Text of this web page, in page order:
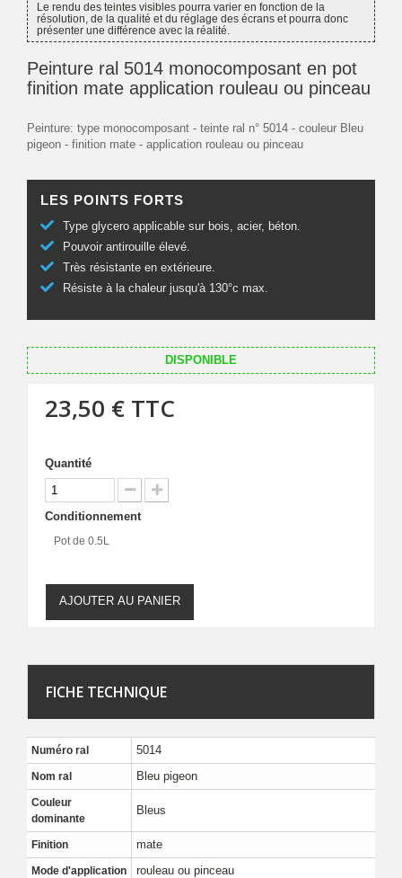
Le rendu des teintes visibles pourra varier en fonction de la
résolution, de la qualité et du réglage des écrans et pourra donc
présenter une différence avec la réalité.
Peinture ral 5014 monocomposant en pot
finition mate application rouleau ou pinceau
Peinture: type monocomposant - teinte ral n° 5014 - couleur Bleu
pigeon - finition mate - application rouleau ou pinceau
LES POINTS FORTS
Type glycero applicable sur bois, acier, béton.
Pouvoir antirouille élevé.
Très résistante en extérieure.
Résiste à la chaleur jusqu'à 130°c max.
DISPONIBLE
23,50 € TTC
Quantité
Conditionnement
Pot de 0.5L
AJOUTER AU PANIER
FICHE TECHNIQUE
Numéro ral 5014
Nom ral Bleu pigeon
Couleur
dominante
Bleus
Finition mate
Mode d'application rouleau ou pinceau